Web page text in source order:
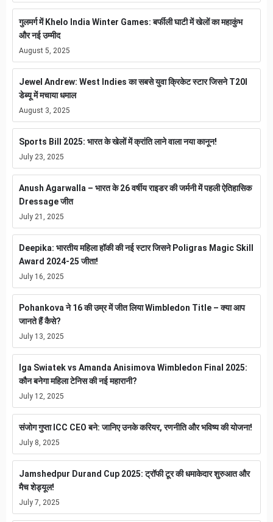
गुलमर्ग में Khelo India Winter Games: बर्फीली घाटी में खेलों का महाकुंभ
और नई उम्मीद
August 5, 2025
Jewel Andrew: West Indies का सबसे युवा क्रिकेट स्टार जिसने T20I
डेब्यू में मचाया धमाल
August 3, 2025
Sports Bill 2025: भारत के खेलों में क्रांति लाने वाला नया कानून!
July 23, 2025
Anush Agarwalla – भारत के 26 वर्षीय राइडर की जर्मनी में पहली ऐतिहासिक
Dressage जीत
July 21, 2025
Deepika: भारतीय महिला हॉकी की नई स्टार जिसने Poligras Magic Skill
Award 2024-25 जीता!
July 16, 2025
Pohankova ने 16 की उम्र में जीत लिया Wimbledon Title – क्या आप
जानते हैं कैसे?
July 13, 2025
Iga Swiatek vs Amanda Anisimova Wimbledon Final 2025:
कौन बनेगा महिला टेनिस की नई महारानी?
July 12, 2025
संजोग गुप्ता ICC CEO बने: जानिए उनके करियर, रणनीति और भविष्य की योजना!
July 8, 2025
Jamshedpur Durand Cup 2025: ट्रॉफी टूर की धमाकेदार शुरुआत और
मैच शेड्यूल!
July 7, 2025